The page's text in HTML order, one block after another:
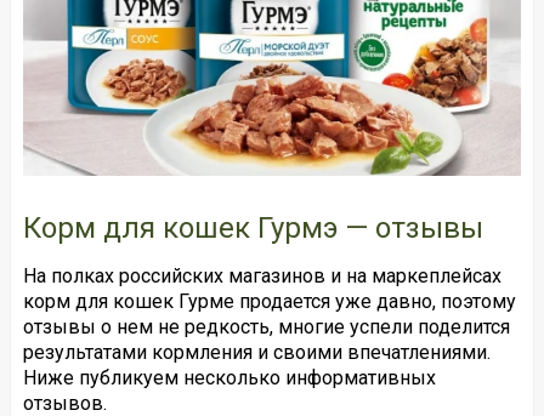
Корм для кошек Гурмэ — отзывы
На полках российских магазинов и на маркеплейсах
корм для кошек Гурме продается уже давно, поэтому
отзывы о нем не редкость, многие успели поделится
результатами кормления и своими впечатлениями.
Ниже публикуем несколько информативных
отзывов.